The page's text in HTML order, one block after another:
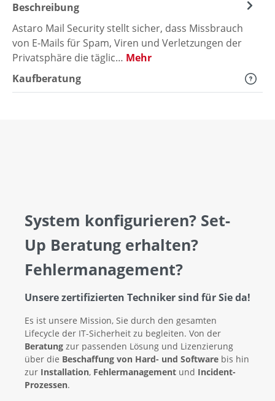
Beschreibung
Astaro Mail Security stellt sicher, dass Missbrauch
von E-Mails für Spam, Viren und Verletzungen der
Privatsphäre die täglic… Mehr
Kaufberatung
System konfigurieren? Set-
Up Beratung erhalten?
Fehlermanagement?
Unsere zertifizierten Techniker sind für Sie da!
Es ist unsere Mission, Sie durch den gesamten
Lifecycle der IT-Sicherheit zu begleiten. Von der
Beratung zur passenden Lösung und Lizenzierung
über die Beschaffung von Hard- und Software bis hin
zur Installation, Fehlermanagement und Incident-
Prozessen.